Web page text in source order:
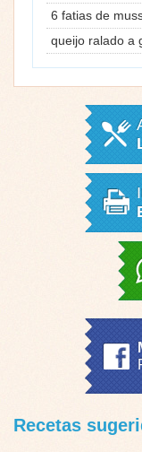
6 fatias de
queijo ralado a
Recetas